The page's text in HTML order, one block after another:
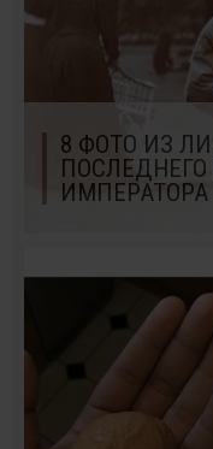
8 ФОТО ИЗ
ИМПЕРАТОРА